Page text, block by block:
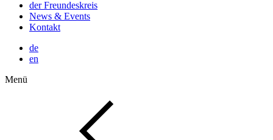
der Freundeskreis
News & Events
Kontakt
de
en
Menü